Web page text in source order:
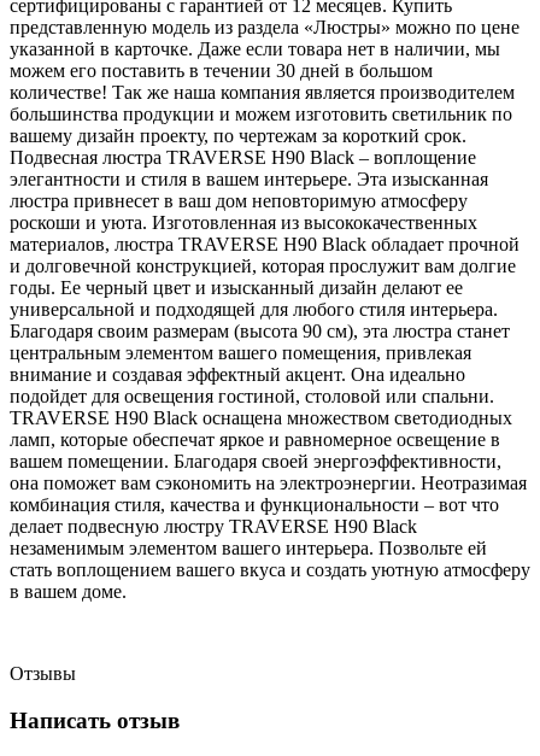
сертифицированы с гарантией от 12 месяцев. Купить
представленную модель из раздела «Люстры» можно по цене
указанной в карточке. Даже если товара нет в наличии, мы
можем его поставить в течении 30 дней в большом
количестве! Так же наша компания является производителем
большинства продукции и можем изготовить светильник по
вашему дизайн проекту, по чертежам за короткий срок.
Подвесная люстра TRAVERSE H90 Black – воплощение
элегантности и стиля в вашем интерьере. Эта изысканная
люстра привнесет в ваш дом неповторимую атмосферу
роскоши и уюта. Изготовленная из высококачественных
материалов, люстра TRAVERSE H90 Black обладает прочной
и долговечной конструкцией, которая прослужит вам долгие
годы. Ее черный цвет и изысканный дизайн делают ее
универсальной и подходящей для любого стиля интерьера.
Благодаря своим размерам (высота 90 см), эта люстра станет
центральным элементом вашего помещения, привлекая
внимание и создавая эффектный акцент. Она идеально
подойдет для освещения гостиной, столовой или спальни.
TRAVERSE H90 Black оснащена множеством светодиодных
ламп, которые обеспечат яркое и равномерное освещение в
вашем помещении. Благодаря своей энергоэффективности,
она поможет вам сэкономить на электроэнергии. Неотразимая
комбинация стиля, качества и функциональности – вот что
делает подвесную люстру TRAVERSE H90 Black
незаменимым элементом вашего интерьера. Позвольте ей
стать воплощением вашего вкуса и создать уютную атмосферу
в вашем доме.
Отзывы
Написать отзыв